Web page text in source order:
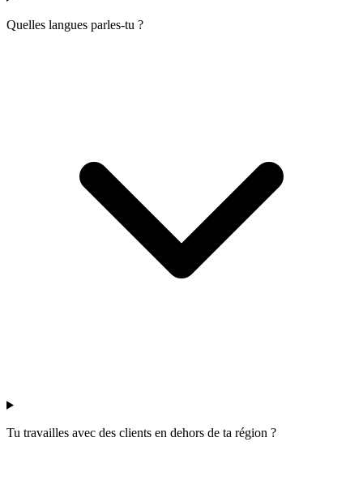
Quelles langues parles-tu ?
Tu travailles avec des clients en dehors de ta région ?